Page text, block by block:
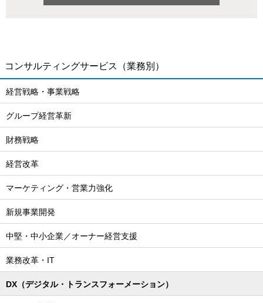
コンサルティングサービス （業務別）
経営戦略・事業戦略
グループ経営革新
財務戦略
経営改革
マーケティング・営業力強化
新規事業開発
中堅・中小企業／オーナー経営支援
業務改革・IT
DX（デジタル・トランスフォーメーション）